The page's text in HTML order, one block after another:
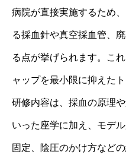
病院が直接実施するため
る採血針や真空採血管、
る点が挙げられます。こ
ャップを最小限に抑えた
研修内容は、採血の原理
いった座学に加え、モデ
固定、陰圧のかけ方など